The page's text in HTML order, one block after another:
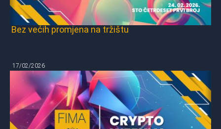
Bez većih promjena na tržištu
17/02/2026